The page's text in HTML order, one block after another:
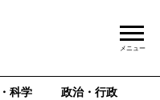
科学 政治・行政
メニュー